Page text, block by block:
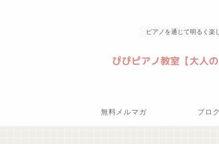
ピアノを通じて明るく楽
無料メルマガ ブロ